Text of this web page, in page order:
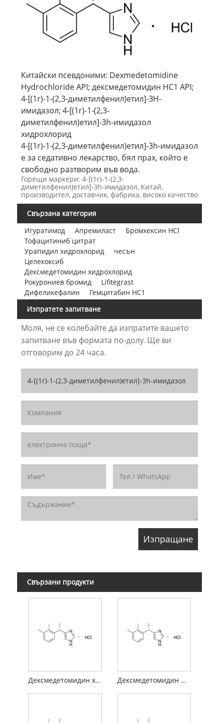
Китайски псевдоними: Dexmedetomidine
Hydrochloride API; дексмедетомидин НС1 API;
4-[(1г)-1-(2,3-диметилфенил)етил]-ЗН-
имидазол; 4-[(1r)-1-(2,3-
диметилфенил)етил]-3h-имидазол
хидрохлорид
4-[(1r)-1-(2,3-диметилфенил)етил]-3h-имидазол
е за седативно лекарство, бял прах, който е
свободно разтворим във вода.
Горещи маркери: 4-[(1r)-1-(2,3-
диметилфенил)етил]-3h-имидазол, Китай,
производител, доставчик, фабрика, високо качество
Свързана категория
Игуратимод
Апремиласт
Бромхексин HCl
Тофацитиниб цитрат
Урапидил хидрохлорид
чесън
Целекоксиб
Дексмедетомидин хидрохлорид
Рокурониев бромид
Lifitegrast
Дифеликефалин
Гемцитабин НС1
Изпратете запитване
Моля, не се колебайте да изпратите вашето
запитване във формата по-долу. Ще ви
отговорим до 24 часа.
Свързани продукти
Дексмедетомидин хидрохлорид API Дексмедетомидин HCl API